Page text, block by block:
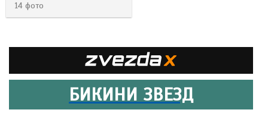
14 фото
БИКИНИ ЗВЕЗД